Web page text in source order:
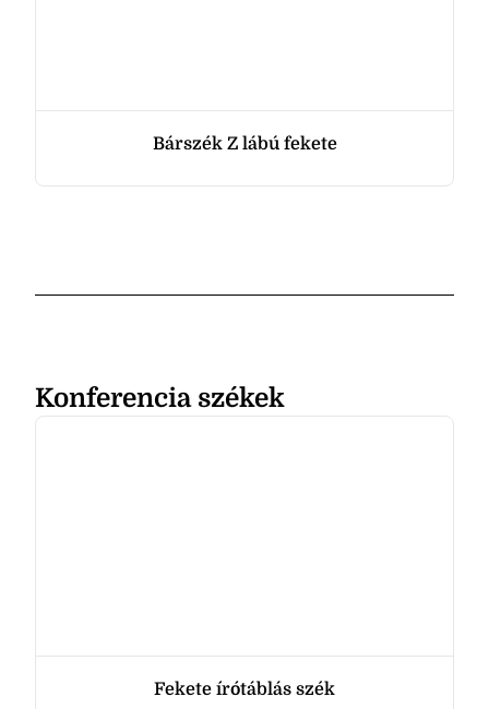
Bárszék Z lábú fekete
Konferencia székek
Fekete írótáblás szék